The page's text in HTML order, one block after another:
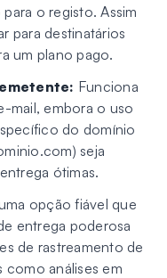
o registo. Assim
para destinatários
um plano pago.
Funciona
mail, embora o uso
do domínio
) seja
ótimas.
opção fiável que
entrega poderosa
de rastreamento de
como análises em